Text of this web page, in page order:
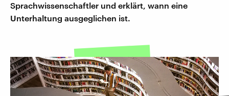
Sprachwissenschaftler und erklärt, wann eine
Unterhaltung ausgeglichen ist.